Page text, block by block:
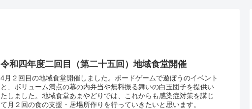
令和四年度二回目（第二十五回）地域食堂開催
4月２回目の地域食堂開催しました。ボードゲームで遊ぼうのイベント
と、ボリューム満点の幕の内弁当や無料振る舞いの白玉団子を提供い
たしました。地域食堂あまやどりでは、これからも感染症対策を講じ
て月２回の食の支援・居場所作りを行っていきたいと思います。